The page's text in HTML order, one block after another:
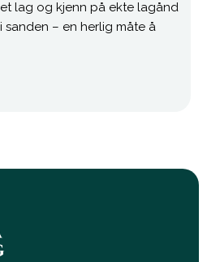
lag og kjenn på ekte lagånd
– en herlig måte å